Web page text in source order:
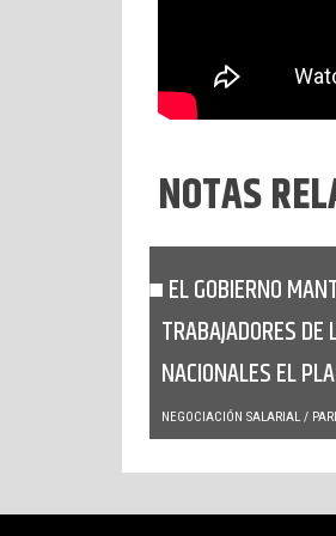
NOTAS
EL GOBIERNO
TRABAJADORES
NACIONALES EL
NEGOCIACIÓN SALARIAL /